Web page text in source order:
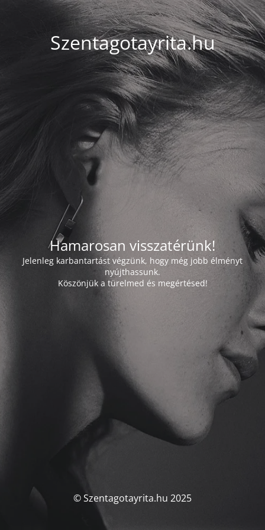
Szentagotayrita.hu
Hamarosan visszatérünk!
Jelenleg karbantartást végzünk, hogy még jobb élményt
nyújthassunk.
Köszönjük a türelmed és megértésed!
© Szentagotayrita.hu 2025